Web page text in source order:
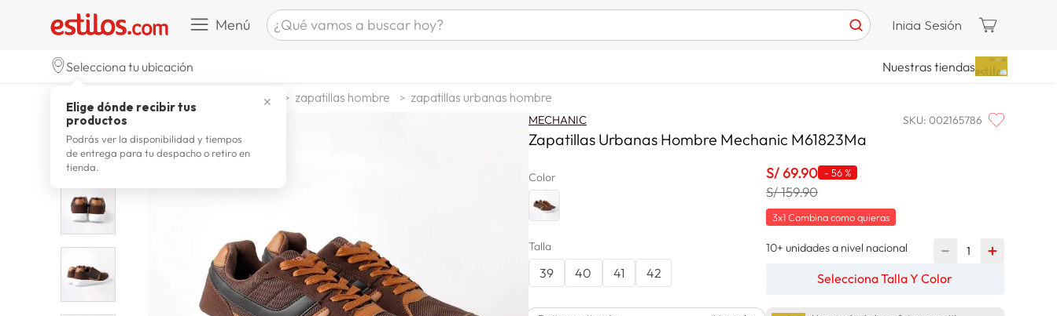
Menú ¿Qué vamos a buscar hoy?
zapatillas mujer
7. laptop
8. terrex
9. lavadora
Inicia Sesión
Selecciona tu ubicación
✕
Elige dónde recibir tus
productos
Podrás ver la disponibilidad y tiempos
de entrega para tu despacho o retiro en
tienda.
Nuestras tiendas
zapatillas zapatillas hombre zapatillas urbanas hombre
MECHANIC SKU: 002165786
Zapatillas Urbanas Hombre Mechanic M61823Ma
Color
Talla
39 40 41 42
S/69.90 -56 %
S/ 159.90
3x1 Combina como quieras
10+ unidades a nivel nacional ＋
－
Selecciona Talla Y Color